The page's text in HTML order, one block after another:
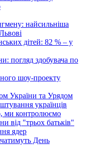
найсильніша
дітей: 82 % – у
погляд здобувача по
шоу-проекту
України та Урядом
українців
ми контролюємо
від "трьох батьків"
ядер
День